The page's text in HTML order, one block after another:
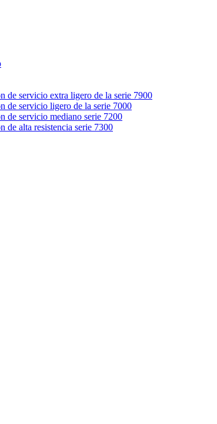
de servicio extra ligero de la serie 7900
de servicio ligero de la serie 7000
de servicio mediano serie 7200
de alta resistencia serie 7300